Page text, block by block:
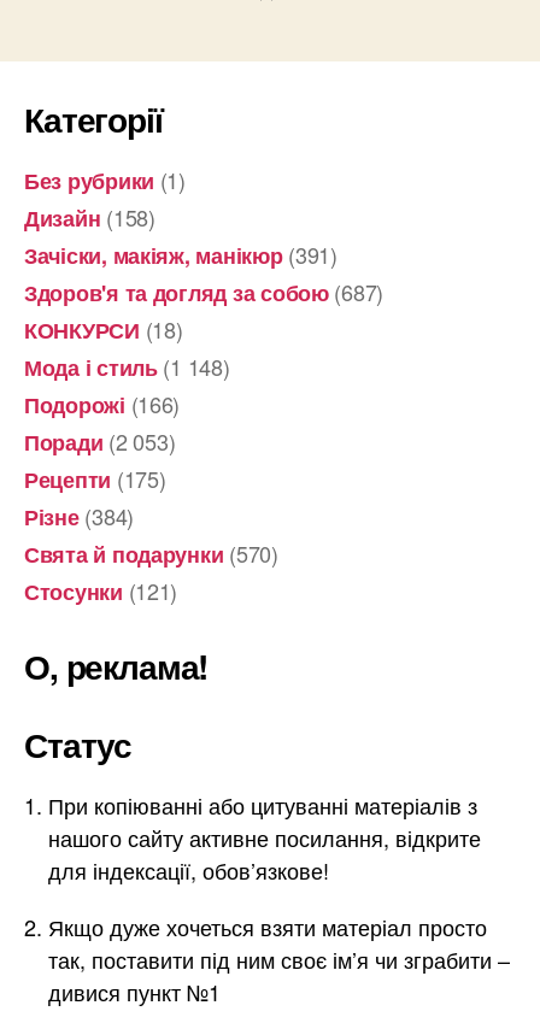
Категорії
Без рубрики (1)
Дизайн (158)
Зачіски, макіяж, манікюр(391)
Здоров'я та догляд за собою(687)
КОНКУРСИ (18)
Мода і стиль(1 148)
Подорожі (166)
Поради (2 053)
Рецепти (175)
Різне(384)
Свята й подарунки (570)
Стосунки (121)
О, реклама!
Статус
При копіюванні або цитуванні матеріалів з
нашого сайту активне посилання, відкрите
для індексації, обов’язкове!
Якщо дуже хочеться взяти матеріал просто
так, поставити під ним своє ім’я чи зграбити –
дивися пункт №1